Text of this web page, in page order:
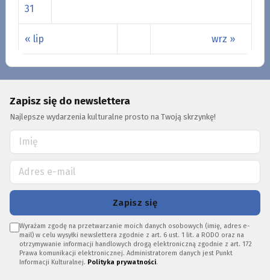
« lip wrz »
31
Zapisz się do newslettera
Najlepsze wydarzenia kulturalne prosto na Twoją skrzynkę!
Zapisz się
Wyrażam zgodę na przetwarzanie moich danych osobowych (imię, adres e-
mail) w celu wysyłki newslettera zgodnie z art. 6 ust. 1 lit. a RODO oraz na
otrzymywanie informacji handlowych drogą elektroniczną zgodnie z art. 172
Prawa komunikacji elektronicznej. Administratorem danych jest Punkt
Informacji Kulturalnej. Polityka prywatności.